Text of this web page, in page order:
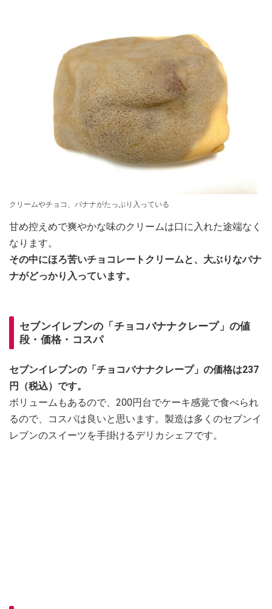
クリームやチョコ、バナナがたっぷり入っている
甘め控えめで爽やかな味のクリームは口に入れた途端なく
なります。
その中にほろ苦いチョコレートクリームと、大ぶりなバナ
ナがどっかり入っています。
セブンイレブンの「チョコバナナクレープ」の値
段・価格・コスパ
セブンイレブンの「チョコバナナクレープ」の価格は237
円（税込）です。
ボリュームもあるので、200円台でケーキ感覚で食べられ
るので、コスパは良いと思います。製造は多くのセブンイ
レブンのスイーツを手掛けるデリカシェフです。